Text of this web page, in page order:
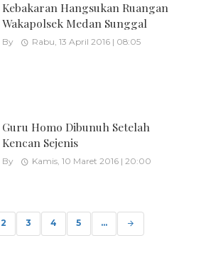
Kebakaran Hangsukan Ruangan
Wakapolsek Medan Sunggal
By Rabu, 13 April 2016 | 08:05
Guru Homo Dibunuh Setelah
Kencan Sejenis
By Kamis, 10 Maret 2016 | 20:00
2 3 4 5 ...